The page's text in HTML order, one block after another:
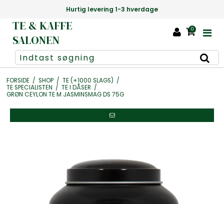
Hurtig levering 1-3 hverdage
TE & KAFFE
SALONEN
0
FORSIDE / SHOP / TE (+1000 SLAGS) /
TE SPECIALISTEN / TE I DÅSER /
GRØN CEYLON TE M JASMINSMAG DS 75G